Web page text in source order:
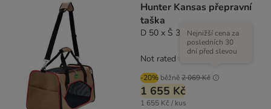
Hunter Kansas přepravní
taška
D 50 x Š 30 x V 30 cm
-20% běžně2 069 Kč
Nejnižší cena za
posledních 30
dní před slevou
1 655 Kč
1 655 Kč / kus
Not rated